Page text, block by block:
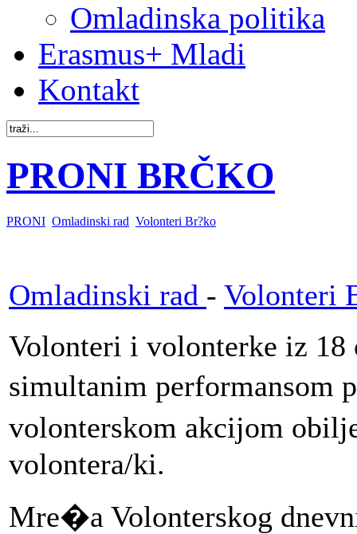
Omladinska politika
Erasmus+ Mladi
Kontakt
PRONI BRČKO
PRONI Omladinski rad Volonteri Br?ko
Omladinski rad - Volonteri
Volonteri i volonterke iz 18
simultanim performansom
volonterskom akcijom
volontera/ki.
Mre�a Volonterskog